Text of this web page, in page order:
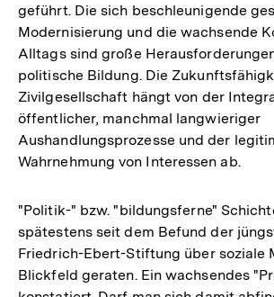
geführt. Die sich beschleunigende
Modernisierung und die wachsende
Alltags sind große
politische Bildung. Die
Zivilgesellschaft hängt von der
öffentlicher, manchmal langwieriger
Aushandlungsprozesse und der
Wahrnehmung von Interessen ab.
"Politik-" bzw. "bildungsferne"
spätestens seit dem Befund der
Friedrich-Ebert-Stiftung über soziale
Blickfeld geraten. Ein wachsendes